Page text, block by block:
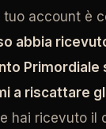
tuo account è
abbia
Primordiale
a riscattare
hai ricevuto il